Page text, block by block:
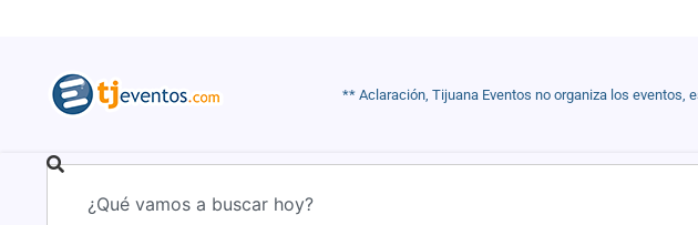
** Aclaración, Tijuana Eventos no organiza los eventos,